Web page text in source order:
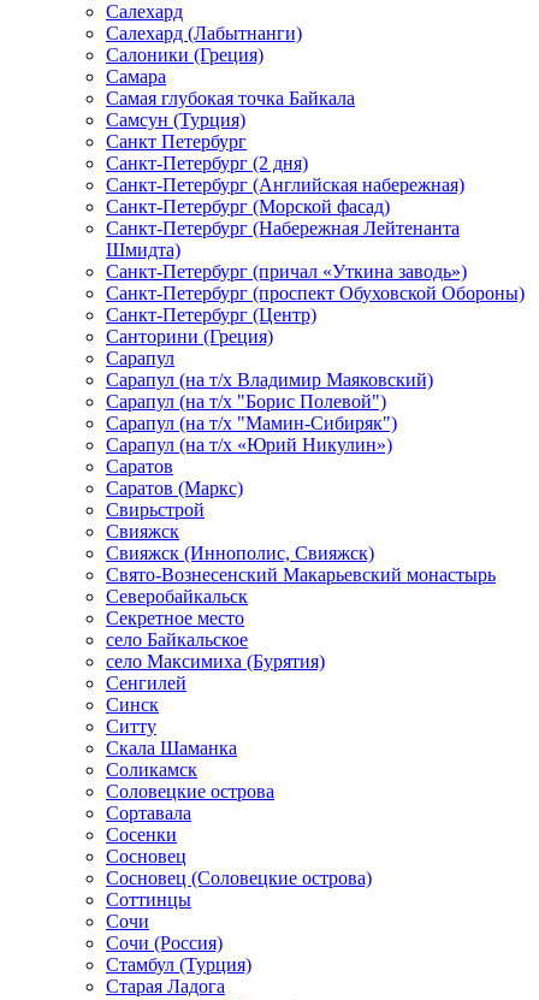
Салехард
Салехард (Лабытнанги)
Салоники (Греция)
Самара
Самая глубокая точка Байкала
Самсун (Турция)
Санкт Петербург
Санкт-Петербург (2 дня)
Санкт-Петербург (Английская набережная)
Санкт-Петербург (Морской фасад)
Санкт-Петербург (Набережная Лейтенанта
Шмидта)
Санкт-Петербург (причал «Уткина заводь»)
Санкт-Петербург (проспект Обуховской Обороны)
Санкт-Петербург (Центр)
Санторини (Греция)
Сарапул
Сарапул (на т/х Владимир Маяковский)
Сарапул (на т/х "Борис Полевой")
Сарапул (на т/х "Мамин-Сибиряк")
Сарапул (на т/х «Юрий Никулин»)
Саратов
Саратов (Маркс)
Свирьстрой
Свияжск
Свияжск (Иннополис, Свияжск)
Свято-Вознесенский Макарьевский монастырь
Северобайкальск
Секретное место
село Байкальское
село Максимиха (Бурятия)
Сенгилей
Синск
Ситту
Скала Шаманка
Соликамск
Соловецкие острова
Сортавала
Сосенки
Сосновец
Сосновец (Соловецкие острова)
Соттинцы
Сочи
Сочи (Россия)
Стамбул (Турция)
Старая Ладога